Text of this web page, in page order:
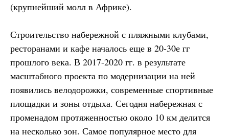
(крупнейший молл в Африке).
Строительство набережной с пляжными клубами,
ресторанами и кафе началось еще в 20-30е гг
прошлого века. В 2017-2020 гг. в результате
масштабного проекта по модернизации на ней
появились велодорожки, современные спортивные
площадки и зоны отдыха. Сегодня набережная с
променадом протяженностью около 10 км делится
на несколько зон. Самое популярное место для